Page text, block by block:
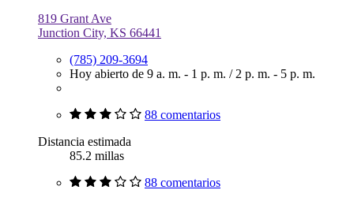
819 Grant Ave
Junction City, KS 66441
(785) 209-3694
Hoy abierto de 9 a. m. - 1 p. m. / 2 p. m. - 5 p. m.
88 comentarios
Distancia estimada
85.2 millas
88 comentarios